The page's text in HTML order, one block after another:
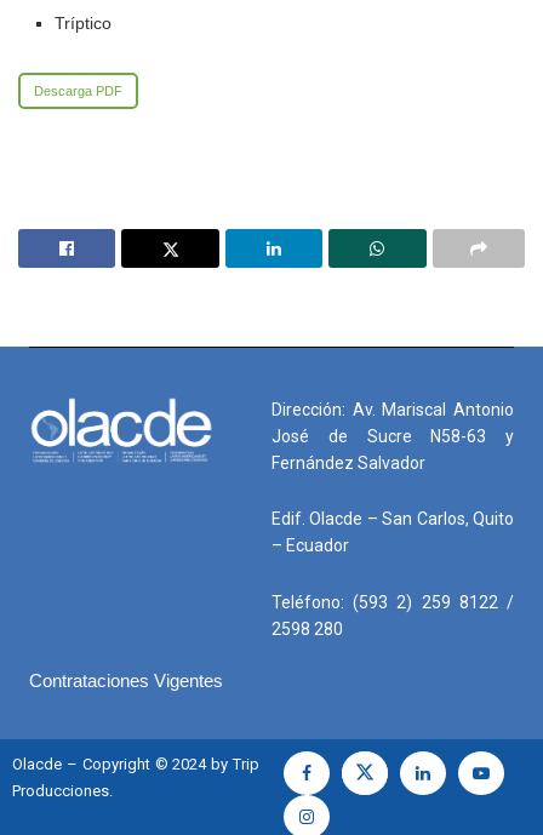
Tríptico
Descarga PDF
Dirección: Av. Mariscal Antonio
José de Sucre N58-63 y
Fernández Salvador
Edif. Olacde – San Carlos, Quito
– Ecuador
Teléfono: (593 2) 259 8122 /
2598 280
Contrataciones Vigentes
Olacde – Copyright © 2024 by Trip
Producciones.